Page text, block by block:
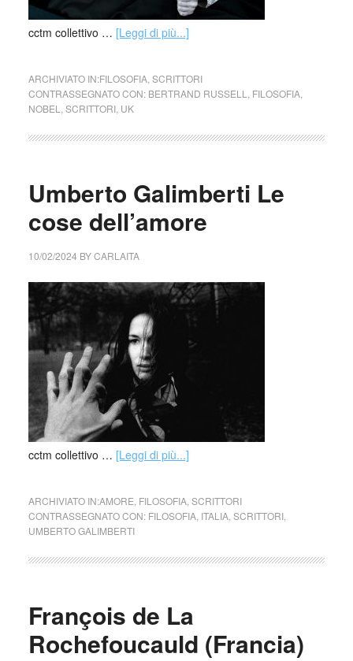
cctm collettivo … [Leggi di più...]
ARCHIVIATO IN:FILOSOFIA, SCRITTORI
CONTRASSEGNATO CON: BERTRAND RUSSELL FILOSOFIA,
NOBEL
SCRITTORI, UK
Umberto Galimberti Le
cose dell’amore
10/02/2024 BYCARLAITA
cctm collettivo … [Leggi di più...]
ARCHIVIATO IN:AMORE FILOSOFIA, SCRITTORI
CONTRASSEGNATO CON: FILOSOFIA, ITALIA, SCRITTORI,
UMBERTO GALIMBERTI
François de La
Rochefoucauld (Francia)